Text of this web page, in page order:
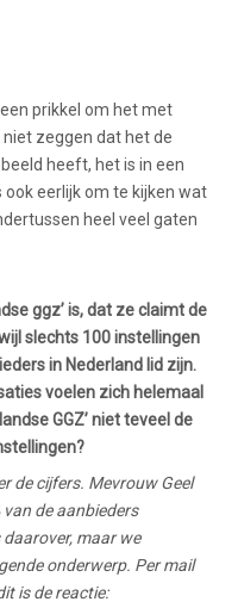
prikkel om het met
zeggen dat het de
heeft, het is in een
eerlijk om te kijken wat
heel veel gaten
ggz’ is, dat ze claimt de
slechts 100 instellingen
in Nederland lid zijn.
voelen zich helemaal
GGZ’ niet teveel de
de cijfers. Mevrouw Geel
van de aanbieders
maar we
onderwerp. Per mail
is de reactie: